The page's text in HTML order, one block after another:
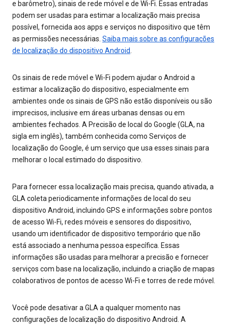
e barômetro), sinais de rede móvel e de Wi-Fi. Essas entradas
podem ser usadas para estimar a localização mais precisa
possível, fornecida aos apps e serviços no dispositivo que têm
as permissões necessárias. Saiba mais sobre as configurações
de localização do dispositivo Android
Os sinais de rede móvel e Wi-Fi podem ajudar o Android a
estimar a localização do dispositivo, especialmente em
ambientes onde os sinais de GPS não estão disponíveis ou são
imprecisos, inclusive em áreas urbanas densas ou em
ambientes fechados. A Precisão de local do Google (GLA, na
sigla em inglês), também conhecida como Serviços de
localização do Google, é um serviço que usa esses sinais para
melhorar o local estimado do dispositivo.
Para fornecer essa localização mais precisa, quando ativada, a
GLA coleta periodicamente informações de local do seu
dispositivo Android, incluindo GPS e informações sobre pontos
de acesso Wi-Fi, redes móveis e sensores do dispositivo,
usando um identificador de dispositivo temporário que não
está associado a nenhuma pessoa específica. Essas
informações são usadas para melhorar a precisão e fornecer
serviços com base na localização, incluindo a criação de mapas
colaborativos de pontos de acesso Wi-Fi e torres de rede móvel.
Você pode desativar a GLA a qualquer momento nas
configurações de localização do dispositivo Android. A